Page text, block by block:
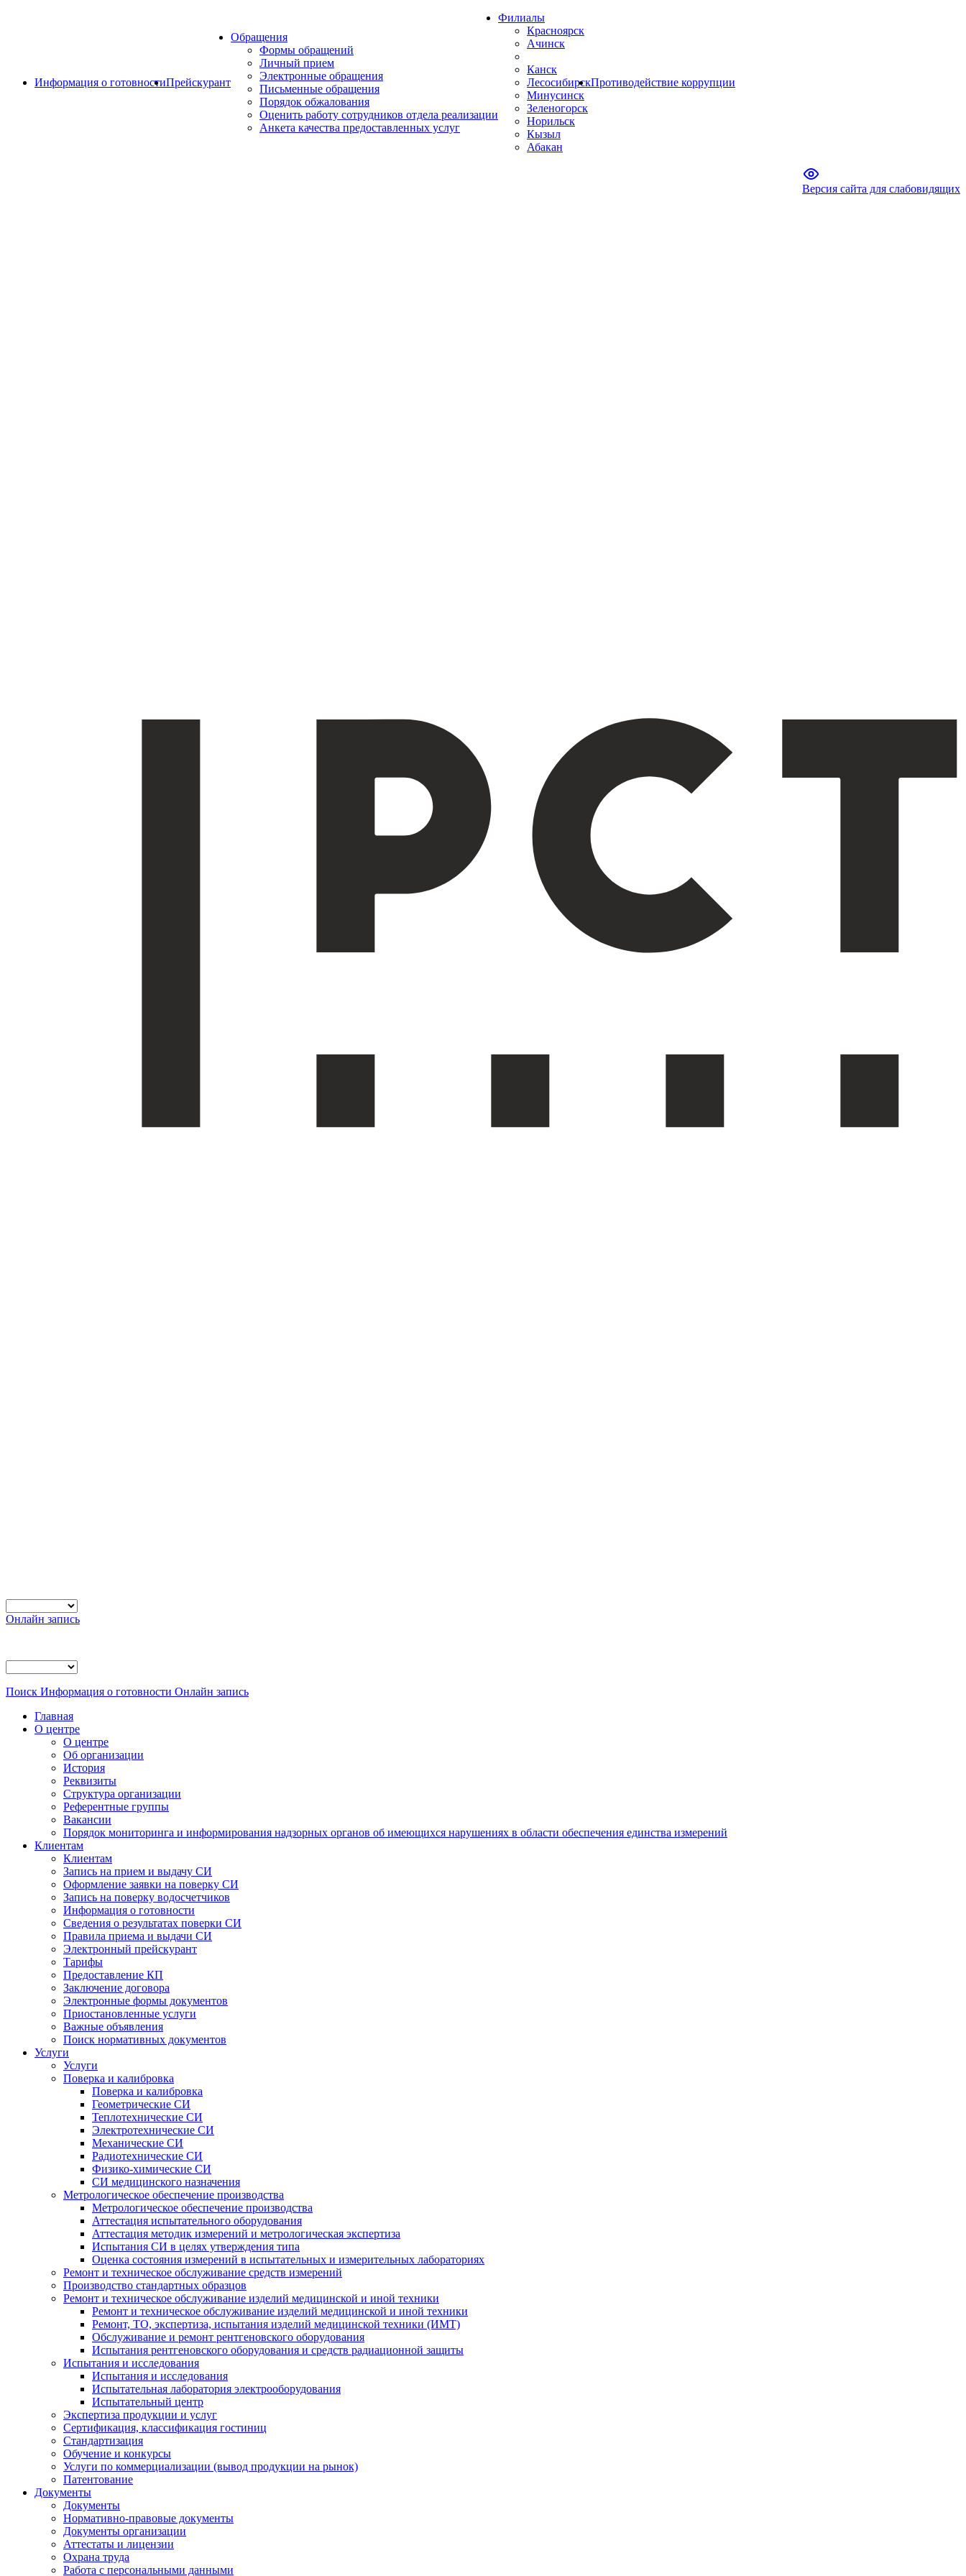
Информация о готовностиПрейскурант
Обращения
Формы обращений
Личный прием
Электронные обращения
Письменные обращения
Порядок обжалования
Оценить работу сотрудников отдела реализации
Анкета качества предоставленных услуг
Филиалы
Красноярск
Ачинск
Канск
Лесосибирск
Минусинск
Зеленогорск
Норильск
Кызыл
Абакан
Противодействие коррупции
Версия сайта для слабовидящих
Онлайн запись
Поиск Информация о готовности Онлайн запись
Главная
О центре
О центре
Об организации
История
Реквизиты
Структура организации
Референтные группы
Вакансии
Порядок мониторинга и информирования надзорных органов об имеющихся нарушениях в области обеспечения единства измерений
Клиентам
Клиентам
Запись на прием и выдачу СИ
Оформление заявки на поверку СИ
Запись на поверку водосчетчиков
Информация о готовности
Сведения о результатах поверки СИ
Правила приема и выдачи СИ
Электронный прейскурант
Тарифы
Предоставление КП
Заключение договора
Электронные формы документов
Приостановленные услуги
Важные объявления
Поиск нормативных документов
Услуги
Услуги
Поверка и калибровка
Поверка и калибровка
Геометрические СИ
Теплотехнические СИ
Электротехнические СИ
Механические СИ
Радиотехнические СИ
Физико-химические СИ
СИ медицинского назначения
Метрологическое обеспечение производства
Метрологическое обеспечение производства
Аттестация испытательного оборудования
Аттестация методик измерений и метрологическая экспертиза
Испытания СИ в целях утверждения типа
Оценка состояния измерений в испытательных и измерительных лабораториях
Ремонт и техническое обслуживание средств измерений
Производство стандартных образцов
Ремонт и техническое обслуживание изделий медицинской и иной техники
Ремонт и техническое обслуживание изделий медицинской и иной техники
Ремонт, ТО, экспертиза, испытания изделий медицинской техники (ИМТ)
Обслуживание и ремонт рентгеновского оборудования
Испытания рентгеновского оборудования и средств радиационной защиты
Испытания и исследования
Испытания и исследования
Испытательная лаборатория электрооборудования
Испытательный центр
Экспертиза продукции и услуг
Сертификация, классификация гостиниц
Стандартизация
Обучение и конкурсы
Услуги по коммерциализации (вывод продукции на рынок)
Патентование
Документы
Документы
Нормативно-правовые документы
Документы организации
Аттестаты и лицензии
Охрана труда
Работа с персональными данными